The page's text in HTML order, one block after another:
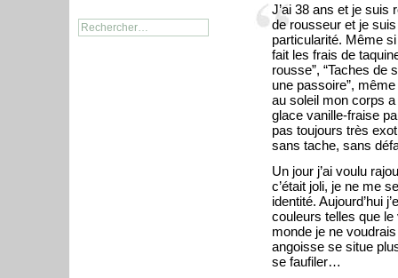
J’ai 38 ans et je suis
de rousseur et je
particularité. Même
fait les frais de
rousse”, “Taches de
une passoire”,
au soleil mon corps a
glace vanille-fraise
pas toujours très
sans tache, sans
Un jour j’ai voulu
c’était joli, je ne me
identité. Aujourd’hui
couleurs telles que le
monde je ne
angoisse se situe
se faufiler…